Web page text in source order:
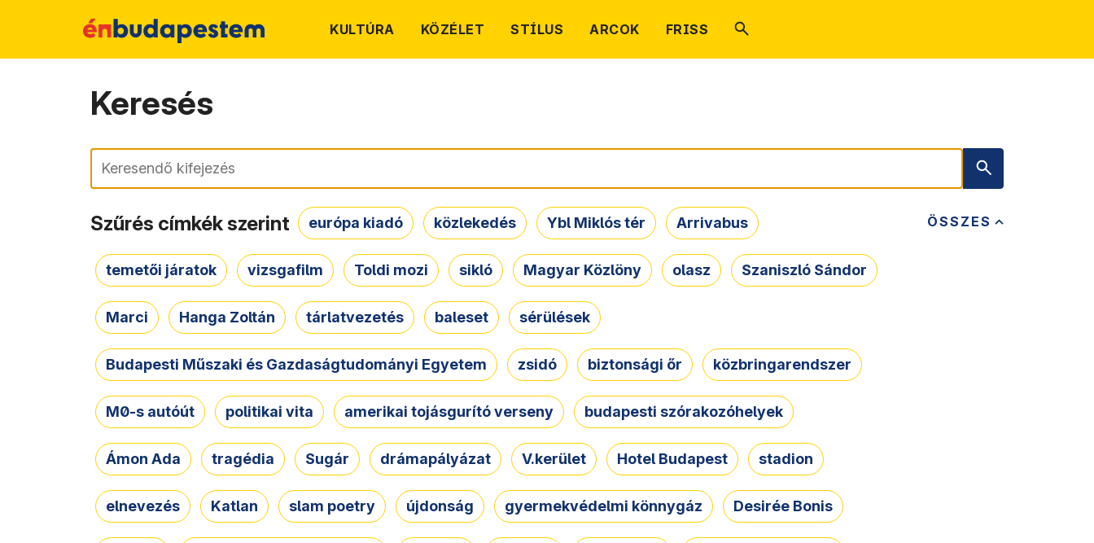
KULTÚRA KÖZÉLET STÍLUS ARCOK FRISS
Keresés
Keresés
ÖSSZES
Szűrés címkék szerint európa kiadó közlekedés Ybl Miklós tér Arrivabus
temetői járatok vizsgafilm Toldi mozi sikló Magyar Közlöny olasz Szaniszló Sándor
Marci Hanga Zoltán tárlatvezetés baleset sérülések
Budapesti Műszaki és Gazdaságtudományi Egyetem zsidó biztonsági őr közbringarendszer
M0-s autóút politikai vita amerikai tojásgurító verseny budapesti szórakozóhelyek
Ámon Ada tragédia Sugár drámapályázat V.kerület Hotel Budapest stadion
elnevezés Katlan slam poetry újdonság gyermekvédelmi könnygáz Desirée Bonis